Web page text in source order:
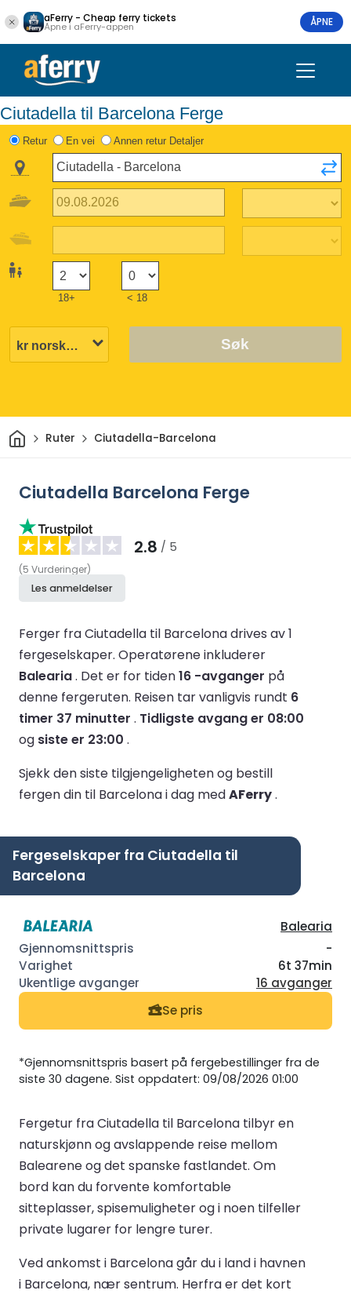
aFerry - Cheap ferry tickets
Åpne i aFerry-appen ÅPNE
Ciutadella til Barcelona Ferge
Retur En vei Annen retur Detaljer
18+ < 18
Søk
HjemRuter Ciutadella-Barcelona
Ciutadella Barcelona Ferge
2.8 / 5
(5 Vurderinger)
Les anmeldelser
Ferger fra Ciutadella til Barcelona drives av 1
fergeselskaper. Operatørene inkluderer
Balearia. Det er for tiden16 -avganger på
denne fergeruten. Reisen tar vanligvis rundt 6
timer 37 minutter . Tidligste avgang er 08:00
og siste er 23:00 .
Sjekk den siste tilgjengeligheten og bestill
fergen din til Barcelona i dag medAFerry.
Fergeselskaper fra Ciutadella til
Barcelona
Balearia
-
6t 37min
16 avganger
Se pris
*Gjennomsnittspris basert på fergebestillinger fra de
siste 30 dagene. Sist oppdatert: 09/08/2026 01:00
Fergetur fra Ciutadella til Barcelona tilbyr en
naturskjønn og avslappende reise mellom
Balearene og det spanske fastlandet. Om
bord kan du forvente komfortable
sitteplasser, spisemuligheter og i noen tilfeller
private lugarer for lengre turer.
Ved ankomst i Barcelona går du i land i havnen
i Barcelona, nær sentrum. Herfra er det kort